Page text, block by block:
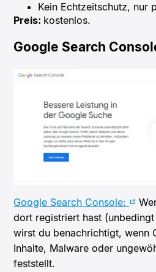
Kein Echtzeitschutz, nur
Preis: kostenlos.
Google Search
Google Search Console:
dort registriert hast
wirst du benachrichtigt, wenn
Inhalte, Malware oder
feststellt.